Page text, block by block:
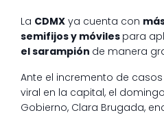
La CDMX ya cuenta con
semifijos y móviles para
el sarampión de manera
Ante el incremento de
viral en la capital, el
Gobierno, Clara Brugada,